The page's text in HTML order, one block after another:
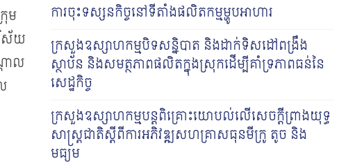
ម
ស័យ
ាល
ការចុះទស្សនកិច្ចនៅទីតាំងផលិតកម្មម្ហូបអាហារ
ក្រសួងឧស្សាហកម្មបិទសន្និបាត និងដាក់ទិសដៅពង្រឹង
ស្ថាប័ន និងសមត្ថភាពផលិតក្នុងស្រុកដើម្បីគាំទ្រភាពធន់នៃ
សេដ្ឋកិច្ច
ក្រសួង​ឧស្សាហកម្មបន្ត​​ពិគ្រោះ​យោបល់លើ​សេចក្តីព្រាងយុទ្ធ
សាស្ត្រ​ជាតិស្តីពីការអភិវឌ្ឍសហគ្រាសធុន​មីក្រូ តូច និង​
មធ្យម